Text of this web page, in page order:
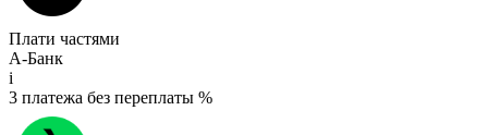
Плати частями
А-Банк
i
3 платежа без переплаты %